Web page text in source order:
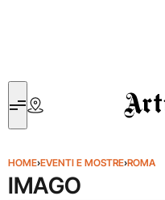
Artribune
HOME›EVENTI E MOSTRE›ROMA
IMAGO